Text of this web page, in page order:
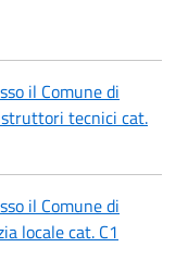
il Comune di
tecnici cat.
il Comune di
locale cat. C1